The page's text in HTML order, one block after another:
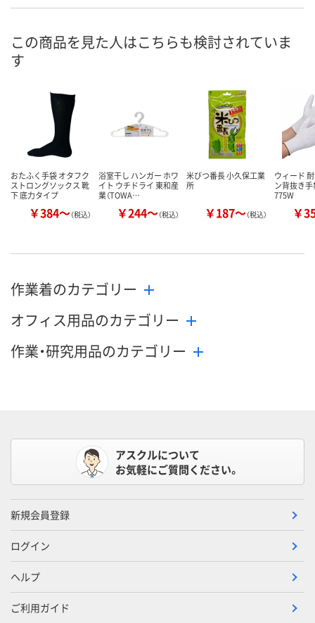
号
お届け日
数量
カゴへ
お取り扱い終了しま
カ
この商品を見た人はこちらも検討されていま
す
おたふく手袋 オタフク
ストロングソックス 靴
下 底力タイプ
￥384～（税込）
浴室干し ハンガー ホワ
イト ウチドライ 東和産
業（TOWA…
￥244～（税込）
米びつ番長 小久保工業
所
￥187～（税込）
ウィード
ン背抜き手
775W
￥
作業着のカテゴリー
オフィス用品のカテゴリー
作業・研究用品のカテゴリー
アスクルについて
お気軽にご質問ください。
新規会員登録
ログイン
ヘルプ
ご利用ガイド